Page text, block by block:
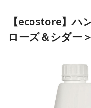
【ecostore】ハ
ローズ＆シダー